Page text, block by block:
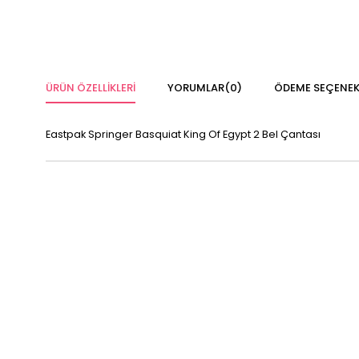
ÜRÜN ÖZELLIKLERI YORUMLAR(0) ÖDEME
Eastpak Springer Basquiat King Of Egypt 2 Bel Çantası